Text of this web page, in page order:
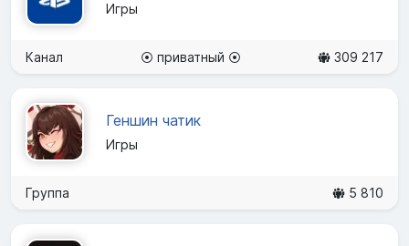
Игры
Канал ⦿ приватный ⦿ 309 217
Геншин чатик
Игры
Группа 5 810